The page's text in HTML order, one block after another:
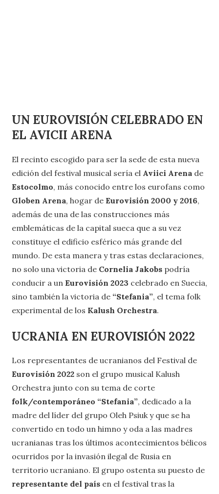
UN EUROVISIÓN CELEBRADO EN
EL AVICII ARENA
El recinto escogido para ser la sede de esta nueva
edición del festival musical sería el Aviici Arena de
Estocolmo, más conocido entre los eurofans como
Globen Arena, hogar de Eurovisión 2000 y 2016,
además de una de las construcciones más
emblemáticas de la capital sueca que a su vez
constituye el edificio esférico más grande del
mundo. De esta manera y tras estas declaraciones,
no solo una victoria de Cornelia Jakobs podría
conducir a un Eurovisión 2023 celebrado en Suecia,
sino también la victoria de “Stefania”, el tema folk
experimental de los Kalush Orchestra.
UCRANIA EN EUROVISIÓN 2022
Los representantes de ucranianos del Festival de
Eurovisión 2022 son el grupo musical Kalush
Orchestra junto con su tema de corte
folk/contemporáneo “Stefania”, dedicado a la
madre del líder del grupo Oleh Psiuk y que se ha
convertido en todo un himno y oda a las madres
ucranianas tras los últimos acontecimientos bélicos
ocurridos por la invasión ilegal de Rusia en
territorio ucraniano. El grupo ostenta su puesto de
representante del país en el festival tras la